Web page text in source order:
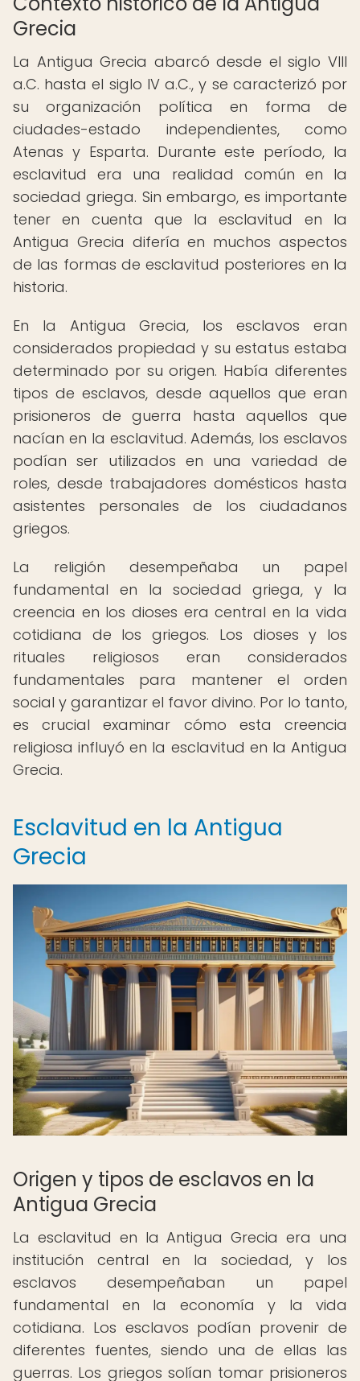
Grecia
La Antigua Grecia abarcó desde el siglo VIII
a.C. hasta el siglo IV a.C., y se caracterizó por
su organización política en forma de
ciudades-estado independientes, como
Atenas y Esparta. Durante este período, la
esclavitud era una realidad común en la
sociedad griega. Sin embargo, es importante
tener en cuenta que la esclavitud en la
Antigua Grecia difería en muchos aspectos
de las formas de esclavitud posteriores en la
historia.
En la Antigua Grecia, los esclavos eran
considerados propiedad y su estatus estaba
determinado por su origen. Había diferentes
tipos de esclavos, desde aquellos que eran
prisioneros de guerra hasta aquellos que
nacían en la esclavitud. Además, los esclavos
podían ser utilizados en una variedad de
roles, desde trabajadores domésticos hasta
asistentes personales de los ciudadanos
griegos.
La religión desempeñaba un papel
fundamental en la sociedad griega, y la
creencia en los dioses era central en la vida
cotidiana de los griegos. Los dioses y los
rituales religiosos eran considerados
fundamentales para mantener el orden
social y garantizar el favor divino. Por lo tanto,
es crucial examinar cómo esta creencia
religiosa influyó en la esclavitud en la Antigua
Grecia.
Esclavitud en la Antigua
Grecia
Origen y tipos de esclavos en la
Antigua Grecia
La esclavitud en la Antigua Grecia era una
institución central en la sociedad, y los
esclavos desempeñaban un papel
fundamental en la economía y la vida
cotidiana. Los esclavos podían provenir de
diferentes fuentes, siendo una de ellas las
guerras. Los griegos solían tomar prisioneros